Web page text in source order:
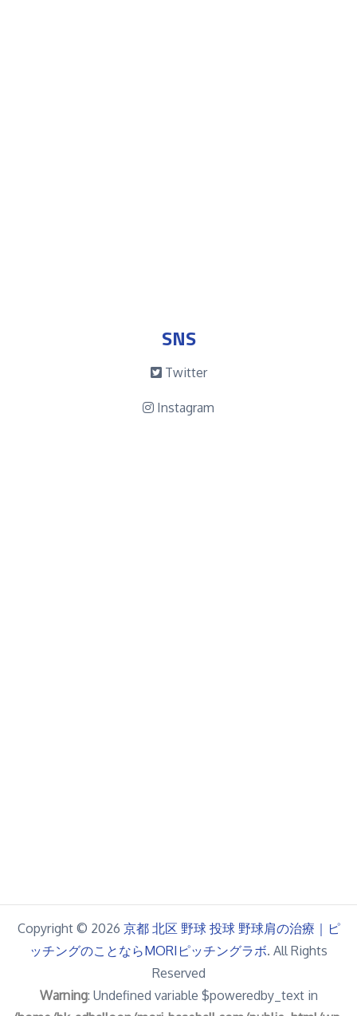
SNS
Twitter
Instagram
Copyright © 2026 京都 北区 野球 投球 野球肩の治療｜ピ
ッチングのことならMORIピッチングラボ. All Rights
Reserved
Warning: Undefined variable $poweredby_text in